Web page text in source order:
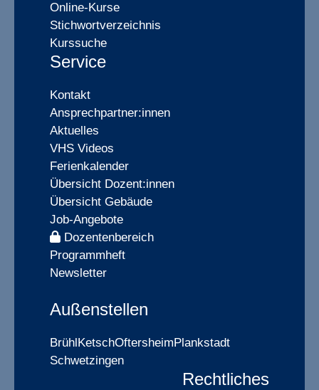
Online-Kurse
Stichwortverzeichnis
Kurssuche
Service
Kontakt
Ansprechpartner:innen
Aktuelles
VHS Videos
Ferienkalender
Übersicht Dozent:innen
Übersicht Gebäude
Job-Angebote
Dozentenbereich
Programmheft
Newsletter
Außenstellen
BrühlKetschOftersheimPlankstadt
Schwetzingen
Rechtliches